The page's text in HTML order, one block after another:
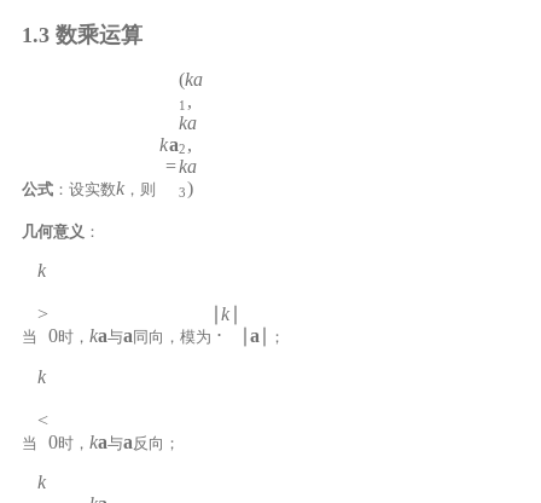
1.3 数乘运算
公式：设实数k ，则
ka
=
(ka
1 ,
ka
2 ,
ka
3)
几何意义 ：
当
k
>
0时， ka与a同向，模为
∣k
⋅
a∣ ；
当
k
<
0时， ka与a 反向；
k